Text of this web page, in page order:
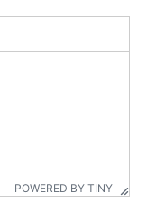
POWERED BY TINY